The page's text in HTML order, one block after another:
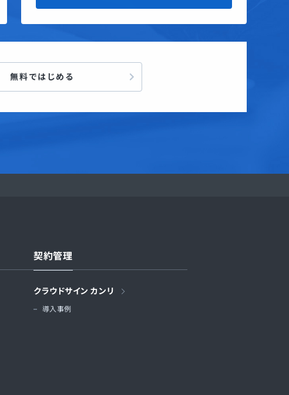
無料ではじめる
契約管理
クラウドサイン カンリ
導入事例